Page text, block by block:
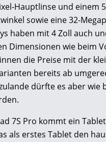
Hauptlinse und einem
sowie eine 32-
haben mit 4 Zoll auch
Dimensionen wie beim
die Preise mit der
bereits ab
dürfte es aber wie
7S Pro kommt ein
als erstes Tablet den